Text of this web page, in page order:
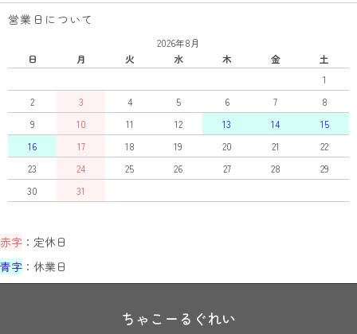
営業日について
2026年8月
日
月 火 水 木 金
土
1
2
3 4 5 6 7
8
9
10 11 12 13 14
15
16
17 18 19 20 21
22
23
24 25 26 27 28
29
30
31
赤字 ：定休日
青字 ：休業日
ちゃこーるぐれい